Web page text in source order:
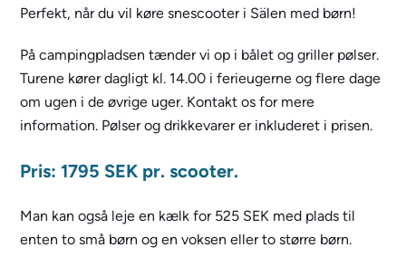
Perfekt, når du vil køre snescooter i Sälen med børn!
På campingpladsen tænder vi op i bålet og griller pølser.
Turene kører dagligt kl. 14.00 i ferieugerne og flere dage
om ugen i de øvrige uger. Kontakt os for mere
information. Pølser og drikkevarer er inkluderet i prisen.
Pris: 1795 SEK pr. scooter.
Man kan også leje en kælk for 525 SEK med plads til
enten to små børn og en voksen eller to større børn.